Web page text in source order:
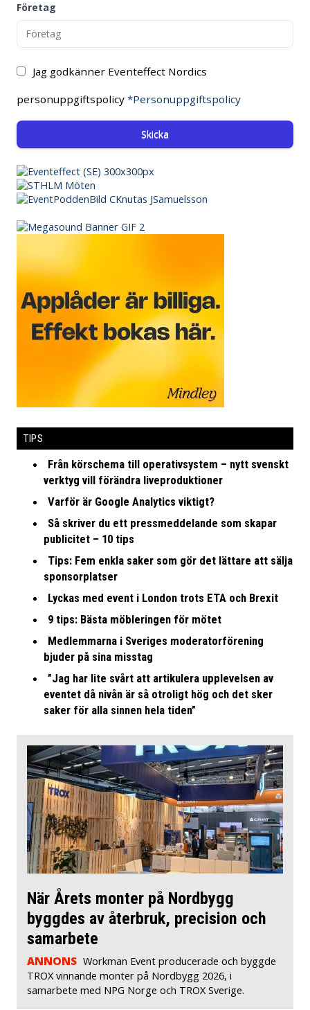
Företag
Jag godkänner Eventeffect Nordics
personuppgiftspolicy *Personuppgiftspolicy
Skicka
TIPS
Från körschema till operativsystem – nytt svenskt
verktyg vill förändra liveproduktioner
Varför är Google Analytics viktigt?
Så skriver du ett pressmeddelande som skapar
publicitet – 10 tips
Tips: Fem enkla saker som gör det lättare att sälja
sponsorplatser
Lyckas med event i London trots ETA och Brexit
9 tips: Bästa möbleringen för mötet
Medlemmarna i Sveriges moderatorförening
bjuder på sina misstag
”Jag har lite svårt att artikulera upplevelsen av
eventet då nivån är så otroligt hög och det sker
saker för alla sinnen hela tiden”
När Årets monter på Nordbygg
byggdes av återbruk, precision och
samarbete
ANNONS Workman Event producerade och byggde
TROX vinnande monter på Nordbygg 2026, i
samarbete med NPG Norge och TROX Sverige.